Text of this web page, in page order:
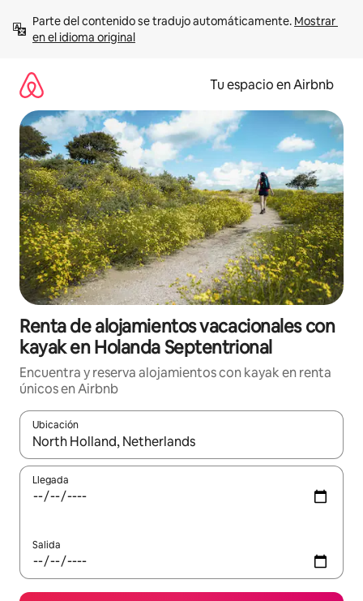
contenido
Parte del contenido se tradujo automáticamente. Mostrar
en el idioma original
Tu espacio en Airbnb
Renta de alojamientos vacacionales con
kayak en Holanda Septentrional
Encuentra y reserva alojamientos con kayak en renta
únicos en Airbnb
Ubicación
Cuando los resultados estén disponibles, podrás navegar
Llegada
Salida